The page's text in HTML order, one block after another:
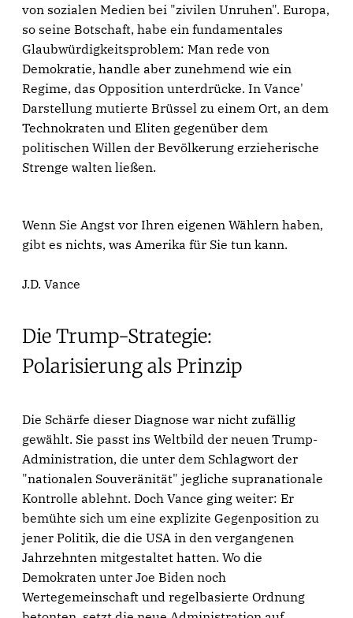
von sozialen Medien bei "zivilen Unruhen". Europa,
so seine Botschaft, habe ein fundamentales
Glaubwürdigkeitsproblem: Man rede von
Demokratie, handle aber zunehmend wie ein
Regime, das Opposition unterdrücke. In Vance'
Darstellung mutierte Brüssel zu einem Ort, an dem
Technokraten und Eliten gegenüber dem
politischen Willen der Bevölkerung erzieherische
Strenge walten ließen.
Wenn Sie Angst vor Ihren eigenen Wählern haben,
gibt es nichts, was Amerika für Sie tun kann.
J.D. Vance
Die Trump-Strategie:
Polarisierung als Prinzip
Die Schärfe dieser Diagnose war nicht zufällig
gewählt. Sie passt ins Weltbild der neuen Trump-
Administration, die unter dem Schlagwort der
"nationalen Souveränität" jegliche supranationale
Kontrolle ablehnt. Doch Vance ging weiter: Er
bemühte sich um eine explizite Gegenposition zu
jener Politik, die die USA in den vergangenen
Jahrzehnten mitgestaltet hatten. Wo die
Demokraten unter Joe Biden noch
Wertegemeinschaft und regelbasierte Ordnung